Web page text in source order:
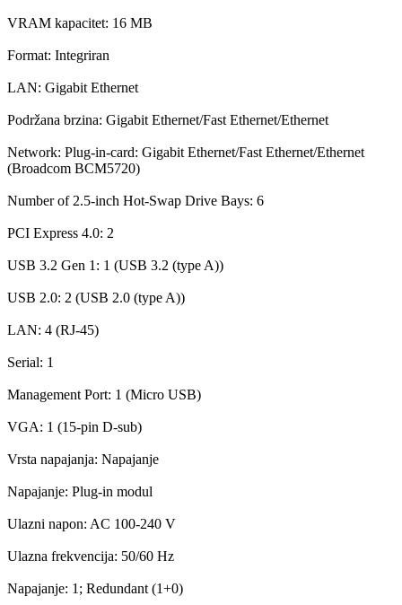
VRAM kapacitet: 16 MB
Format: Integriran
LAN: Gigabit Ethernet
Podržana brzina: Gigabit Ethernet/Fast Ethernet/Ethernet
Network: Plug-in-card: Gigabit Ethernet/Fast Ethernet/Ethernet
(Broadcom BCM5720)
Number of 2.5-inch Hot-Swap Drive Bays: 6
PCI Express 4.0: 2
USB 3.2 Gen 1: 1 (USB 3.2 (type A))
USB 2.0: 2 (USB 2.0 (type A))
LAN: 4 (RJ-45)
Serial: 1
Management Port: 1 (Micro USB)
VGA: 1 (15-pin D-sub)
Vrsta napajanja: Napajanje
Napajanje: Plug-in modul
Ulazni napon: AC 100-240 V
Ulazna frekvencija: 50/60 Hz
Napajanje: 1; Redundant (1+0)